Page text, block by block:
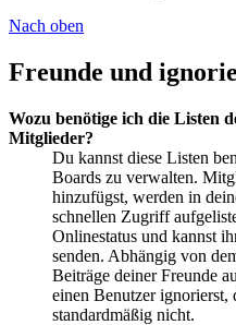
Nach oben
Freunde und
Wozu benötige ich die Listen
Mitglieder?
Du kannst diese Listen
Boards zu verwalten.
hinzufügst, werden in
schnellen Zugriff
Onlinestatus und kannst
senden. Abhängig von
Beiträge deiner Freunde
einen Benutzer ignorierst,
standardmäßig nicht.